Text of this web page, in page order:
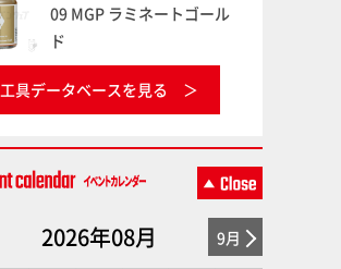
09 MGP ラミネートゴール
ド
工具データベースを見る
2026年08月 9月